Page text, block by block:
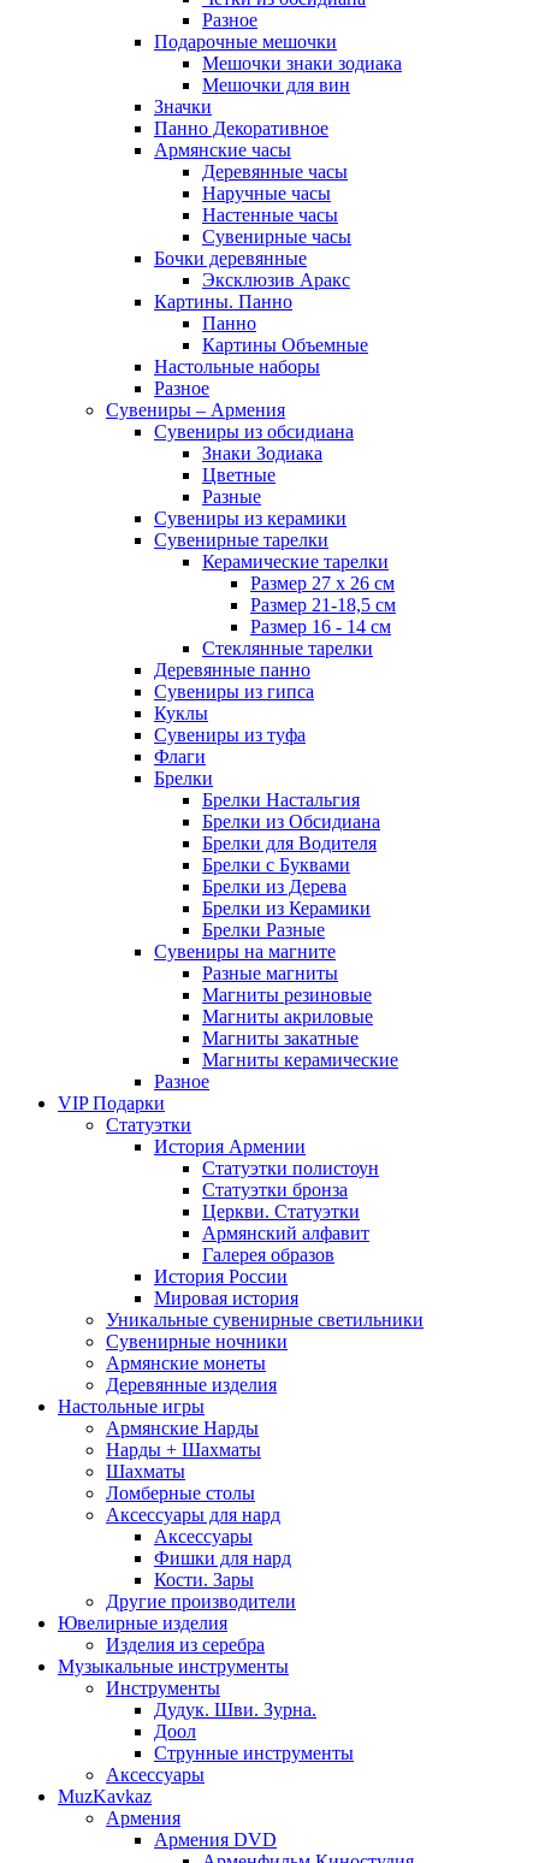
Разное
Подарочные мешочки
Мешочки знаки зодиака
Мешочки для вин
Значки
Панно Декоративное
Армянские часы
Деревянные часы
Наручные часы
Настенные часы
Сувенирные часы
Бочки деревянные
Эксклюзив Аракс
Картины. Панно
Панно
Картины Объемные
Настольные наборы
Разное
Сувениры – Армения
Сувениры из обсидиана
Знаки Зодиака
Цветные
Разные
Сувениры из керамики
Сувенирные тарелки
Керамические тарелки
Размер 27 х 26 см
Размер 21-18,5 см
Размер 16 - 14 см
Стеклянные тарелки
Деревянные панно
Сувениры из гипса
Куклы
Сувениры из туфа
Флаги
Брелки
Брелки Настальгия
Брелки из Обсидиана
Брелки для Водителя
Брелки с Буквами
Брелки из Дерева
Брелки из Керамики
Брелки Разные
Сувениры на магните
Разные магниты
Магниты резиновые
Магниты акриловые
Магниты закатные
Магниты керамические
Разное
VIP Подарки
Статуэтки
История Армении
Статуэтки полистоун
Статуэтки бронза
Церкви. Статуэтки
Армянский алфавит
Галерея образов
История России
Мировая история
Уникальные сувенирные светильники
Сувенирные ночники
Армянские монеты
Деревянные изделия
Настольные игры
Армянские Нарды
Нарды + Шахматы
Шахматы
Ломберные столы
Аксессуары для нард
Аксессуары
Фишки для нард
Кости. Зары
Другие производители
Ювелирные изделия
Изделия из серебра
Музыкальные инструменты
Инструменты
Дудук. Шви. Зурна.
Доол
Струнные инструменты
Аксессуары
MuzKavkaz
Армения
Армения DVD